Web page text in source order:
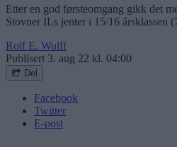
Etter en god førsteomgang gikk det
Stovner ILs jenter i 15/16 årsklassen
Rolf E. Wulff
Publisert 3. aug 22 kl. 04:00
Del
Facebook
Twitter
E-post